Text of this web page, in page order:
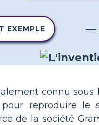
EXEMPLE —
connu
reproduire le
de la société